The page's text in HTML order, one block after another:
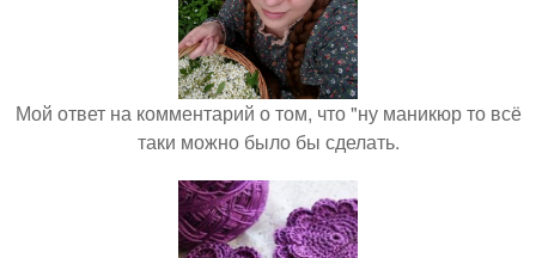
Мой ответ на комментарий о том, что "ну маникюр то всё
таки можно было бы сделать.